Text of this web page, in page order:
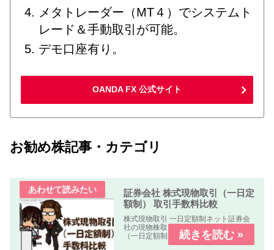
メタトレーダー（MT４）でシステムト
レード＆手動取引が可能。
デモ口座有り。
OANDA FX 公式サイト
お勧め株記事・カテゴリ
証券会社 株式現物取引（一日定
額制） 取引手数料比較
株式現物取引 一日定額制ネット証券会
社の現物株取引の「株式手数料比較表
（一日定額制）」を作成しました。何
れの業者も「パソコン、スマートフォ